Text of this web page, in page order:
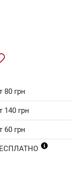
80 грн
140 грн
60 грн